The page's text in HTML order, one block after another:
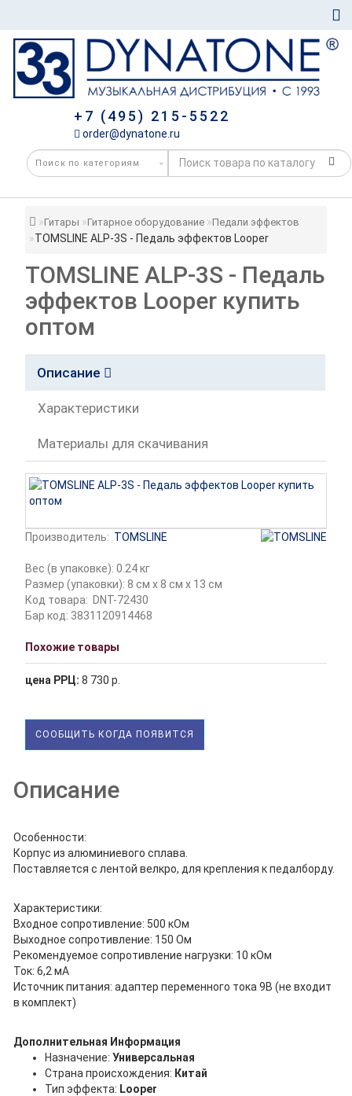
+7 (495) 215-5522
order@dynatone.ru
Гитары Гитарное оборудование Педали эффектов
TOMSLINE ALP-3S - Педаль эффектов Looper
TOMSLINE ALP-3S - Педаль
эффектов Looper купить
оптом
Описание
Характеристики
Материалы для скачивания
Производитель: TOMSLINE
Вес (в упаковке): 0.24 кг
Размер (упаковки): 8 см x 8 см x 13 см
Код товара: DNT-72430
Бар код: 3831120914468
Похожие товары
цена РРЦ: 8 730 р.
СООБЩИТЬ КОГДА ПОЯВИТСЯ
Описание
Особенности:
Корпус из алюминиевого сплава.
Поставляется с лентой велкро, для крепления к педалборду.
Характеристики:
Входное сопротивление: 500 кОм
Выходное сопротивление: 150 Ом
Рекомендуемое сопротивление нагрузки: 10 кОм
Ток: 6,2 мА
Источник питания: адаптер переменного тока 9В (не входит
в комплект)
Дополнительная Информация
Назначение:Универсальная
Страна происхождения: Китай
Тип эффекта: Looper